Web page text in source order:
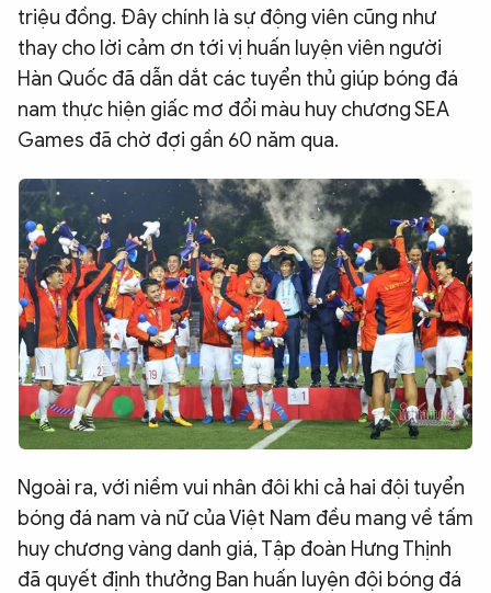
ĐA PHƯƠNG TIỆN
eMagazine
Podcast
Video
Chuyên trang An ninh thế giớiVăn nghệ Công an
Chuyên đề
triệu đồng. Đây chính là sự động viên cũng như
thay cho lời cảm ơn tới vị huấn luyện viên người
Hàn Quốc đã dẫn dắt các tuyển thủ giúp bóng đá
nam thực hiện giấc mơ đổi màu huy chương SEA
Games đã chờ đợi gần 60 năm qua.
Ngoài ra, với niềm vui nhân đôi khi cả hai đội tuyển
bóng đá nam và nữ của Việt Nam đều mang về tấm
huy chương vàng danh giá, Tập đoàn Hưng Thịnh
đã quyết định thưởng Ban huấn luyện đội bóng đá